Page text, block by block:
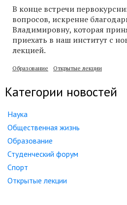
В конце встречи
вопросов, искренне
Владимировну, которая
приехать в наш институт с
лекцией.
Образование Открытые лекции
Категории новостей
Наука
Общественная жизнь
Образование
Студенческий форум
Спорт
Открытые лекции